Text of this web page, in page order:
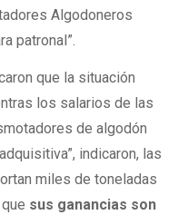
Algodoneros
patronal”.
que la situación
los salarios de las
de algodón
indicaron, las
miles de toneladas
sus ganancias son